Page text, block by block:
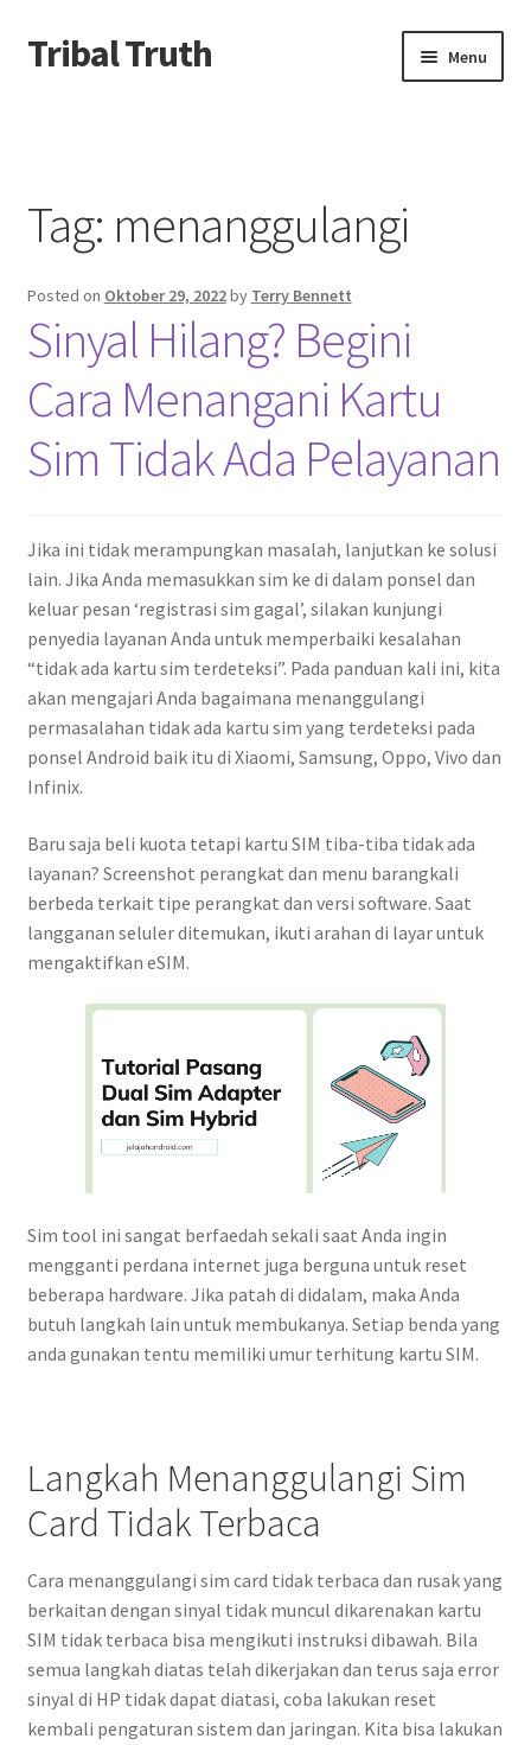
Skip
to
Skip
to
Tribal Truth Menu
Contact us
Privacy Policy
Tag: menanggulangi
Posted on Oktober 29, 2022by Terry Bennett
Sinyal Hilang? Begini
Cara Menangani Kartu
Sim Tidak Ada Pelayanan
Jika ini tidak merampungkan masalah, lanjutkan ke solusi
lain. Jika Anda memasukkan sim ke di dalam ponsel dan
keluar pesan ‘registrasi sim gagal’, silakan kunjungi
penyedia layanan Anda untuk memperbaiki kesalahan
“tidak ada kartu sim terdeteksi”. Pada panduan kali ini, kita
akan mengajari Anda bagaimana menanggulangi
permasalahan tidak ada kartu sim yang terdeteksi pada
ponsel Android baik itu di Xiaomi, Samsung, Oppo, Vivo dan
Infinix.
Baru saja beli kuota tetapi kartu SIM tiba-tiba tidak ada
layanan? Screenshot perangkat dan menu barangkali
berbeda terkait tipe perangkat dan versi software. Saat
langganan seluler ditemukan, ikuti arahan di layar untuk
mengaktifkan eSIM.
Sim tool ini sangat berfaedah sekali saat Anda ingin
mengganti perdana internet juga berguna untuk reset
beberapa hardware. Jika patah di didalam, maka Anda
butuh langkah lain untuk membukanya. Setiap benda yang
anda gunakan tentu memiliki umur terhitung kartu SIM.
Langkah Menanggulangi Sim
Card Tidak Terbaca
Cara menanggulangi sim card tidak terbaca dan rusak yang
berkaitan dengan sinyal tidak muncul dikarenakan kartu
SIM tidak terbaca bisa mengikuti instruksi dibawah. Bila
semua langkah diatas telah dikerjakan dan terus saja error
sinyal di HP tidak dapat diatasi, coba lakukan reset
kembali pengaturan sistem dan jaringan. Kita bisa lakukan